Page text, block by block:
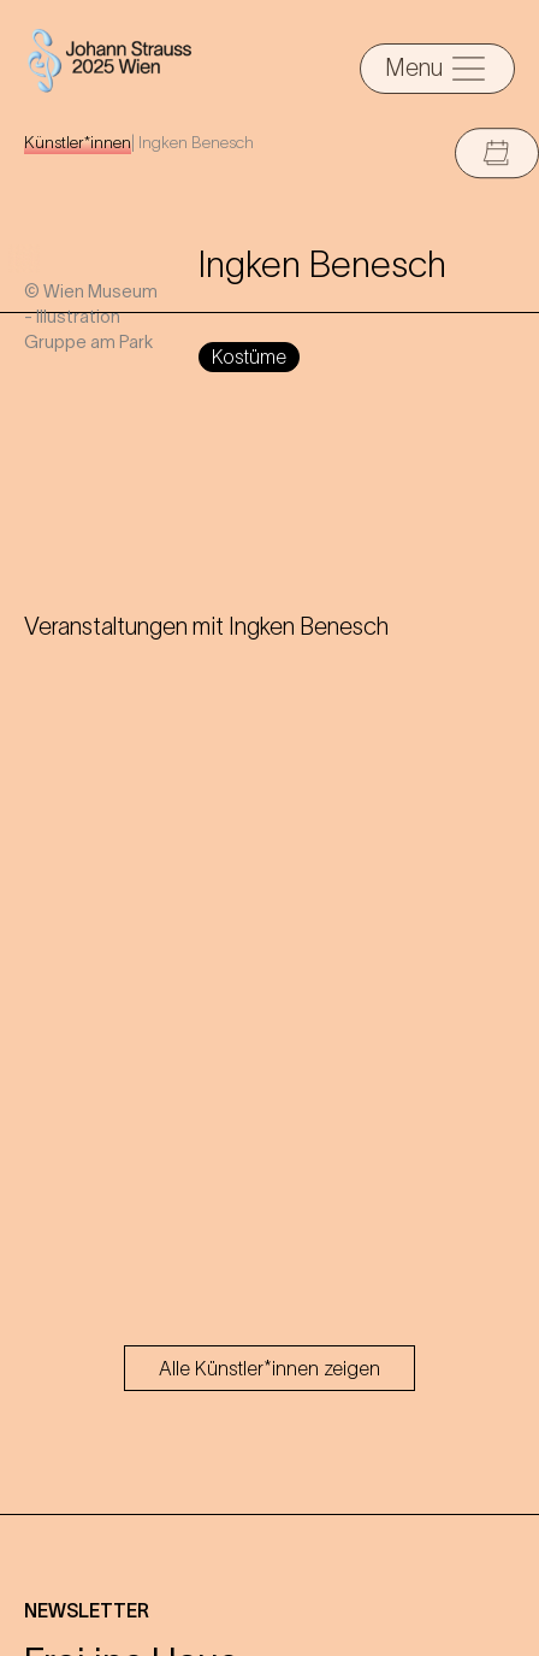
Menu
Künstler*innen Ingken Benesch
© Wien Museum
- Illustration
Gruppe am Park
Ingken Benesch
Kostüme
Veranstaltungen mit Ingken Benesch
Alle Künstler*innen zeigen
NEWSLETTER